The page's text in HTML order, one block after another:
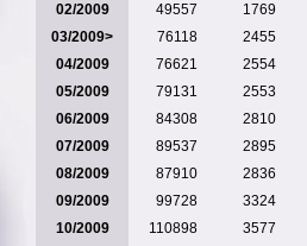
02/2009
49557
1769
03/2009>
76118
2455
04/2009
76621
2554
05/2009
79131
2553
06/2009
84308
2810
07/2009
89537
2895
08/2009
87910
2836
09/2009
99728
3324
10/2009
110898
3577